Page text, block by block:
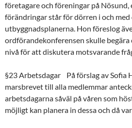
företagare och föreningar på Nösund,
förändringar står för dörren i och med
utbyggnadsplanerna. Hon föreslog
ordförandekonferensen skulle
nivå för att diskutera motsvarande
§23 Arbetsdagar På förslag av Sofia
marsbrevet till alla medlemmar
arbetsdagarna såväl på våren som
möjligt kan planera in dessa och då